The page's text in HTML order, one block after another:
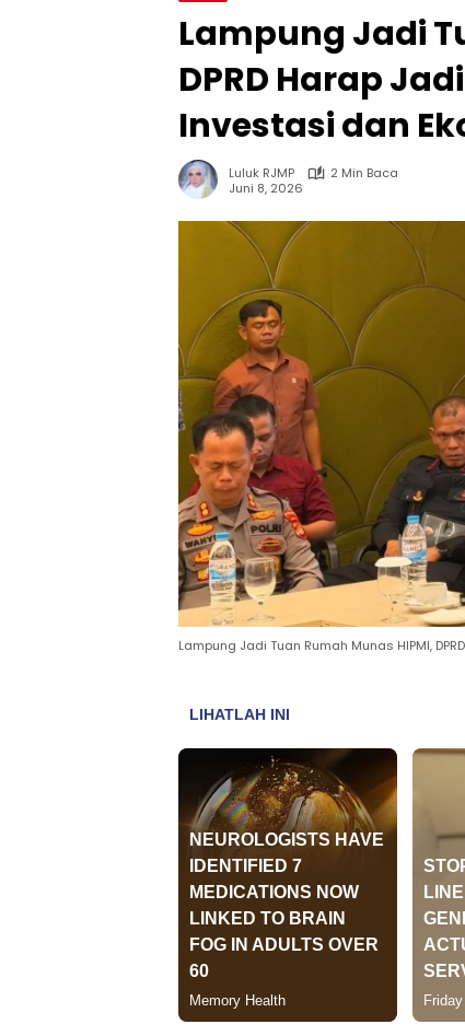
Lampung Jadi
DPRD Harap
Investasi dan
Luluk RJMP
2 Min Baca
Juni 8, 2026
Lampung Jadi Tuan Rumah Munas HIPMI,